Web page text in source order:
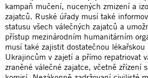
kampaň mučení, nucených zmizení a
zajatců. Ruské úřady musí také
statusu všech válečných zajatců a
přístup mezinárodním humanitárním
musí také zajistit dostatečnou lékařskou
Ukrajincům v zajetí a přímo repatriovat
zraněné válečné zajatce, včetně zřízení